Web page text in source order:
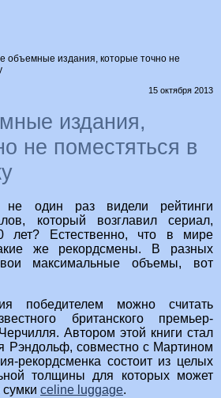
объемные издания, которые точно не
15 октября 2013
издания,
не поместяться в
один раз видели рейтинги
который возглавил сериал,
лет? Естественно, что в мире
же рекордсмены. В разных
максимальные объемы, вот
победителем можно считать
британского премьер-
Автором этой книги стал
Рэндольф, совместно с Мартином
рекордсменка состоит из целых
толщины для которых может
celine luggage.